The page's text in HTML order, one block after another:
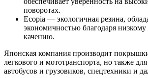
поворотах.
Ecopia — экологичная резина,
экономичностью благодаря
качению.
Японская компания производит
легкового и мототранспорта, но также
автобусов и грузовиков, спецтехники и